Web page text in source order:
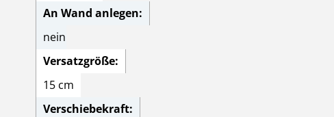
An Wand anlegen:
nein
Versatzgröße:
15 cm
Verschiebekraft: